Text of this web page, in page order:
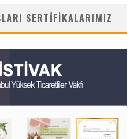
SERTIFIKALARIMIZ